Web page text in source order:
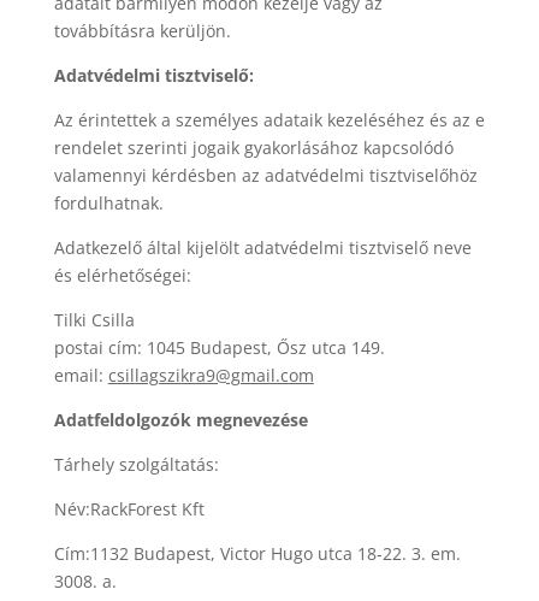
továbbításra kerüljön.
Adatvédelmi tisztviselő:
Az érintettek a személyes adataik kezeléséhez és az e
rendelet szerinti jogaik gyakorlásához kapcsolódó
valamennyi kérdésben az adatvédelmi tisztviselőhöz
fordulhatnak.
Adatkezelő által kijelölt adatvédelmi tisztviselő neve
és elérhetőségei:
Tilki Csilla
postai cím: 1045 Budapest, Ősz utca 149.
email: csillagszikra9@gmail.com
Adatfeldolgozók megnevezése
Tárhely szolgáltatás:
Név:RackForest Kft
Cím:1132 Budapest, Victor Hugo utca 18-22. 3. em.
3008. a.